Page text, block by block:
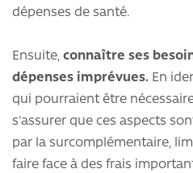
dépenses de santé.
Ensuite, connaître ses
dépenses imprévues. En
qui pourraient être
s'assurer que ces aspects
par la surcomplémentaire,
faire face à des frais